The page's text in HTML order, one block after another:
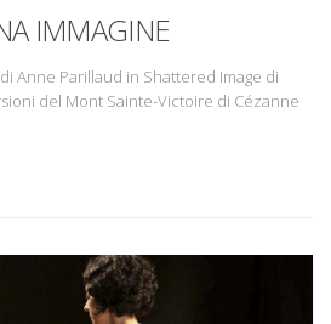
IMMAGINE
Anne Parillaud in Shattered Image di
del Mont Sainte-Victoire di Cézanne